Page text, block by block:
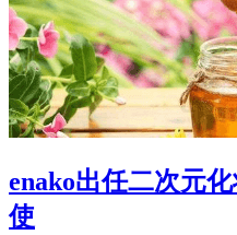
enako出任二次元
使